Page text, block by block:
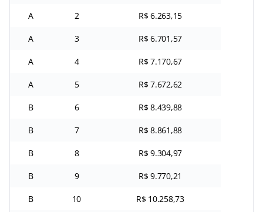
A 2 R$ 6.263,15
A 3 R$ 6.701,57
A 4 R$ 7.170,67
A 5 R$ 7.672,62
B 6 R$ 8.439,88
B 7 R$ 8.861,88
B 8 R$ 9.304,97
B 9 R$ 9.770,21
B 10 R$ 10.258,73